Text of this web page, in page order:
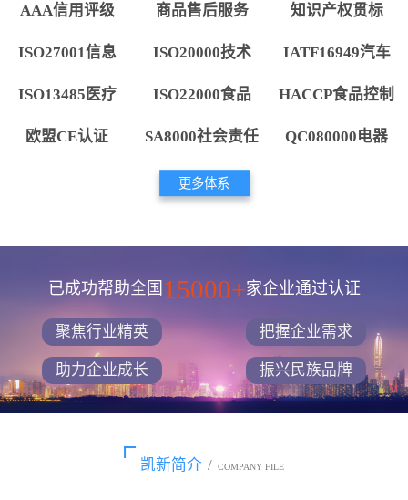
AAA信用评级 商品售后服务 知识产权贯标
ISO27001信息 ISO20000技术 IATF16949汽车
ISO13485医疗 ISO22000食品 HACCP食品控制
欧盟CE认证 SA8000社会责任 QC080000电器
更多体系
已成功帮助全国 15000+家企业通过认证
聚焦行业精英 把握企业需求
助力企业成长 振兴民族品牌
凯新简介 / COMPANY FILE